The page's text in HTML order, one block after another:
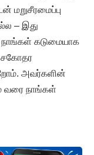
மறுசீரமைப்பு
– இது
கடுமையாக
சகோதர
அவர்களின்
வரை நாங்கள்